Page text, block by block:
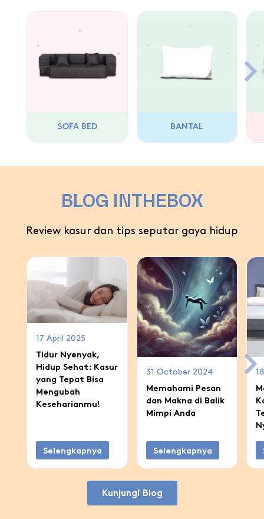
SOFA BED BANTAL
BLOG INTHEBOX
Review kasur dan tips seputar gaya hidup
17 April 2025
Tidur Nyenyak,
Hidup Sehat: Kasur
yang Tepat Bisa
Mengubah
Keseharianmu!
Selengkapnya
31 October 2024
Memahami Pesan
dan Makna di Balik
Mimpi Anda
Selengkapnya
Kunjungi Blog